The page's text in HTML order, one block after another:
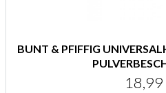
BUNT & PFIFFIG
18,99